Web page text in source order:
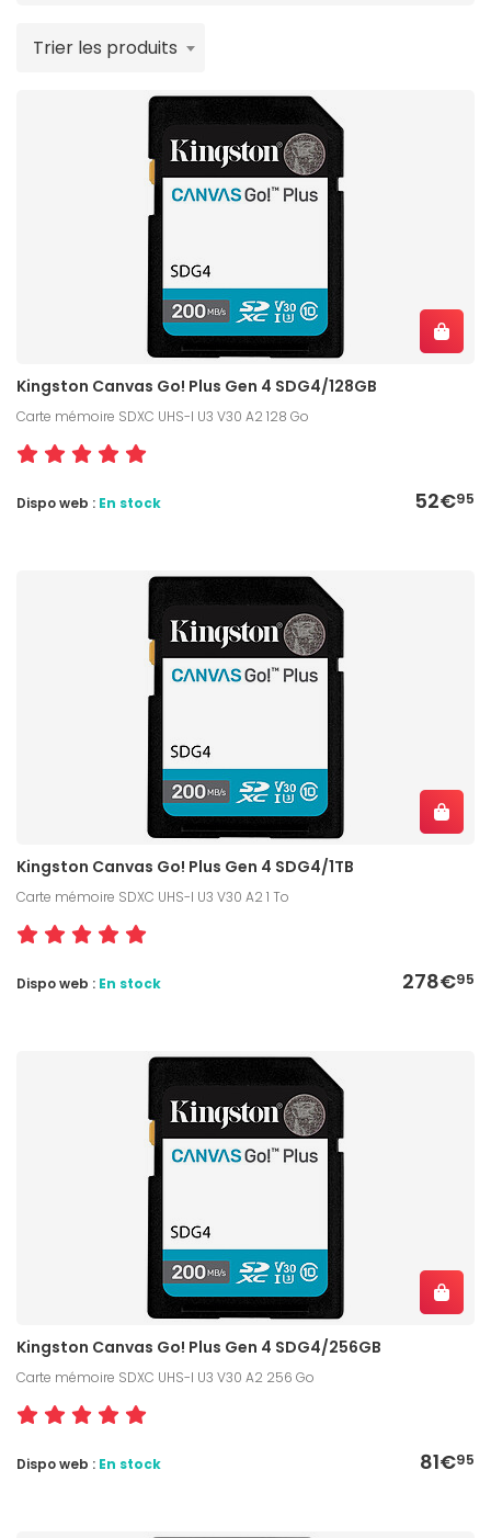
Trier les produits
Kingston Canvas Go! Plus Gen 4 SDG4/128GB
Carte mémoire SDXC UHS-I U3 V30 A2 128 Go
52€95
Dispo web : En stock
Kingston Canvas Go! Plus Gen 4 SDG4/1TB
Carte mémoire SDXC UHS-I U3 V30 A2 1 To
278€95
Dispo web : En stock
Kingston Canvas Go! Plus Gen 4 SDG4/256GB
Carte mémoire SDXC UHS-I U3 V30 A2 256 Go
81€95
Dispo web : En stock